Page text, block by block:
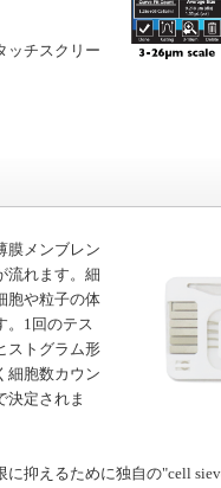
ッチスクリー
膜メンブレン
流れます。細
胞や粒子の体
。1回のテス
ストグラム形
細胞数カウン
決定されま
抑えるために独自の"cell